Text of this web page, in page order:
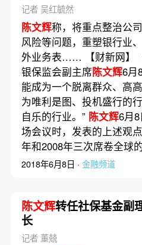
记者 吴红毓然
陈文辉称，将重点整治公
风险等问题，重塑银行业
外业务表…… 【财新网】
银保监会副主席陈文辉6月
能成为一个脱离群众、高
为唯利是图、投机盛行的
自乐的行业。” 陈文辉6月
场会议时，发表的上述观
年和2008年三次席卷全
2018年6月8日 · 金融频道
陈文辉转任社保基金副
长
记者 董兢